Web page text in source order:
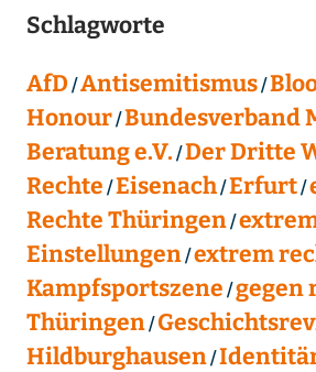
Schlagworte
AfD Antisemitismus
Honour Bundesverband
Beratung e.V. Der Dritte
Rechte Eisenach Erfurt
Rechte Thüringen
Einstellungen extrem
Kampfsportszene gegen
Thüringen
Hildburghausen